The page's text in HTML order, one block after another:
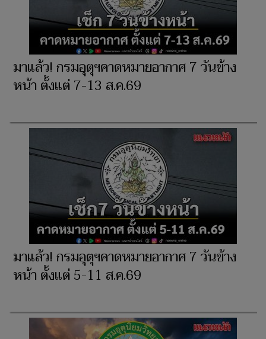
มาแล้ว! กรมอุตุฯคาดหมายอากาศ 7 วันข้าง
หน้า ตั้งแต่ 7-13 ส.ค.69
มาแล้ว! กรมอุตุฯคาดหมายอากาศ 7 วันข้าง
หน้า ตั้งแต่ 5-11 ส.ค.69